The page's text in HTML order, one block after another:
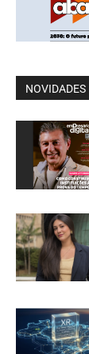
NOVIDADES